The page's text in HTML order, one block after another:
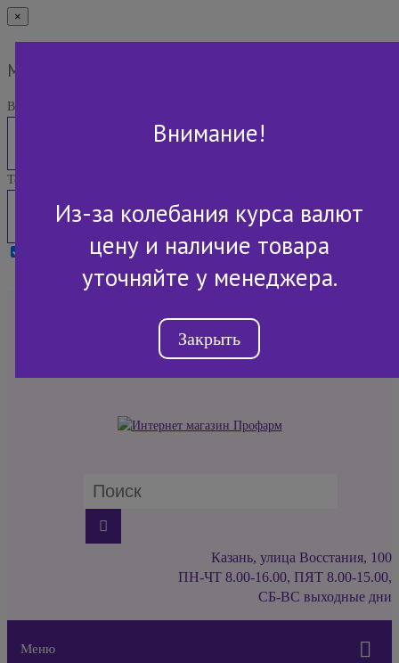
×
Мы Вам перезвоним
Ваше имя:
Телефон:
Я принимаю условия Политики конфиденциальности
+7 (843) 2-507-607
Казань, улица Восстания, 100
ПН-ЧТ 8.00-16.00, ПЯТ 8.00-15.00,
СБ-ВС выходные дни
Меню
Внимание!
Из-за колебания курса валют
цену и наличие товара
уточняйте у менеджера.
Закрыть